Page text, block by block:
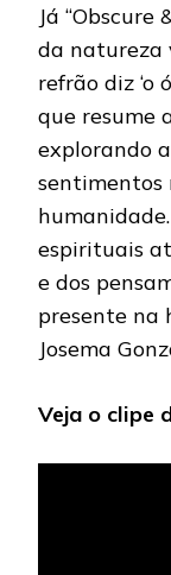
Já “Obscure
da natureza
refrão diz ‘o
que resume
explorando
sentimentos
espirituais
e dos
presente na
Josema
Veja o clipe